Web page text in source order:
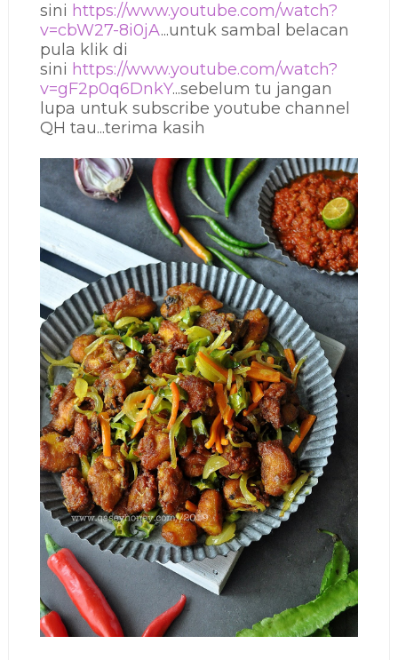
sini https://www.youtube.com/watch?
v=cbW27-8i0jA...untuk sambal belacan
pula klik di
sini https://www.youtube.com/watch?
v=gF2p0q6DnkY...sebelum tu jangan
lupa untuk subscribe youtube channel
QH tau...terima kasih